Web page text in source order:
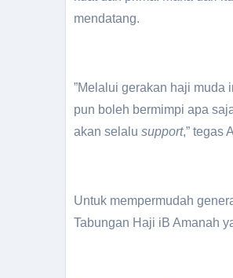
mendatang.
”Melalui gerakan haji muda
pun boleh bermimpi apa
akan selalu support,” tegas
Untuk mempermudah
Tabungan Haji iB Amanah